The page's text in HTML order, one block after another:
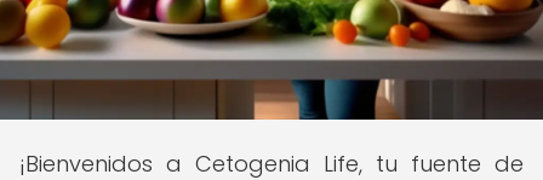
¡Bienvenidos a Cetogenia Life, tu fuente de